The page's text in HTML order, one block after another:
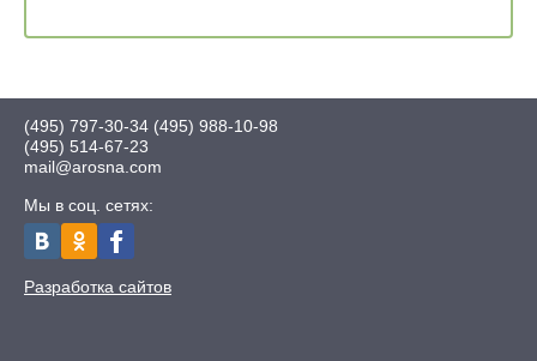
(495) 797-30-34 (495) 988-10-98
(495) 514-67-23
mail@arosna.com
Мы в соц. сетях:
Разработка сайтов